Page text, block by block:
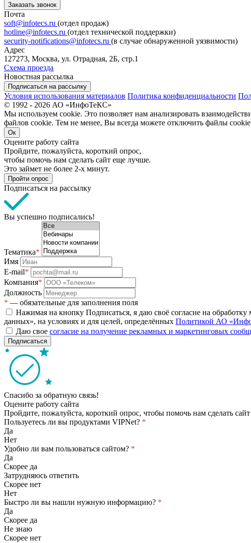
Заказать звонок
Почта
soft@infotecs.ru (отдел продаж)
hotline@infotecs.ru (отдел технической поддержки)
security-notifications@infotecs.ru (в случае обнаруженной уязвимости)
Адрес
127273, Москва, ул. Отрадная, 2Б, стр.1
Схема проезда
Новостная рассылка
Подписаться на рассылку
Условия использования материалов Политика конфиденциальности
© 1992 - 2026 АО «ИнфоТеКС»
Мы используем cookie. Это позволяет нам анализировать
файлов cookie. Тем не менее, Вы всегда можете отключить файлы cookie
Ок
Оцените работу сайта
Пройдите, пожалуйста, короткий опрос,
чтобы помочь нам сделать сайт еще лучше.
Это займет не более 2-х минут.
Пройти опрос
Подписаться на рассылку
Вы успешно подписались!
Тематика*
Имя
E-mail*
Компания*
Должность
* — обязательные для заполнения поля
Нажимая на кнопку Подписаться, я даю своё согласие на
данных», на условиях и для целей, определённых Политикой АО
Даю свое согласие на получение рекламных и маркетинговых
Подписаться
Спасибо за обратную связь!
Оцените работу сайта
Пройдите, пожалуйста, короткий опрос, чтобы помочь нам сделать
Пользуетесь ли вы продуктами VIPNet? *
Да
Нет
Удобно ли вам пользоваться сайтом? *
Да
Скорее да
Затрудняюсь ответить
Скорее нет
Нет
Быстро ли вы нашли нужную информацию? *
Да
Скорее да
Не знаю
Скорее нет